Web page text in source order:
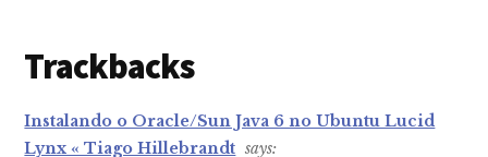
Trackbacks
Instalando o Oracle/Sun Java 6 no Ubuntu Lucid
Lynx « Tiago Hillebrandt says: